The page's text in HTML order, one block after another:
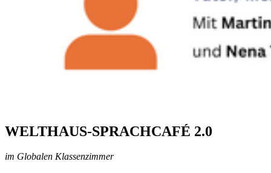
WELTHAUS-SPRACHCAFÉ 2.0
im Globalen Klassenzimmer